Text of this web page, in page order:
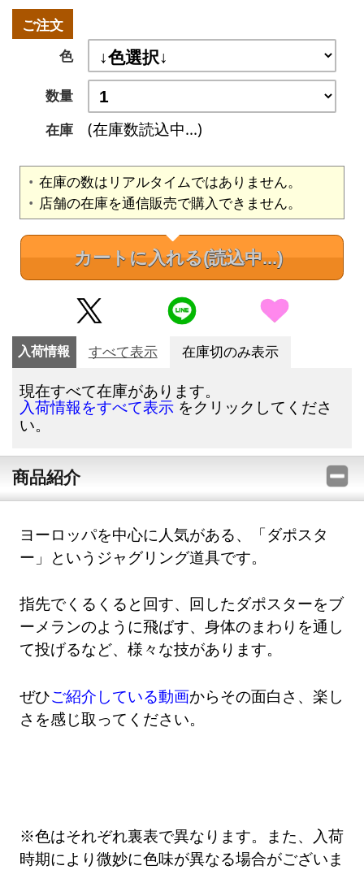
ご注文
色
数量
在庫
(在庫数読込中...)
在庫の数はリアルタイムではありません。
店舗の在庫を通信販売で購入できません。
カートに入れる(読込中...)
入荷情報 すべて表示 在庫切のみ表示
現在すべて在庫があります。
入荷情報をすべて表示 をクリックしてくださ
い。
商品紹介
ヨーロッパを中心に人気がある、「ダポスタ
ー」というジャグリング道具です。
指先でくるくると回す、回したダポスターをブ
ーメランのように飛ばす、身体のまわりを通し
て投げるなど、様々な技があります。
ぜひご紹介している動画からその面白さ、楽し
さを感じ取ってください。
※色はそれぞれ裏表で異なります。また、入荷
時期により微妙に色味が異なる場合がございま